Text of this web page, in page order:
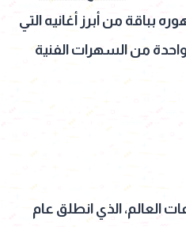
بباقة من أبرز أغانيه التي
من السهرات الفنية
العالم، الذي انطلق عام